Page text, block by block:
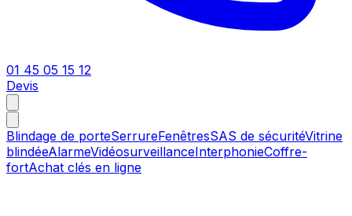
01 45 05 15 12
Devis
Blindage de porteSerrureFenêtresSAS de sécuritéVitrine
blindéeAlarmeVidéosurveillanceInterphonieCoffre-
fortAchat clés en ligne